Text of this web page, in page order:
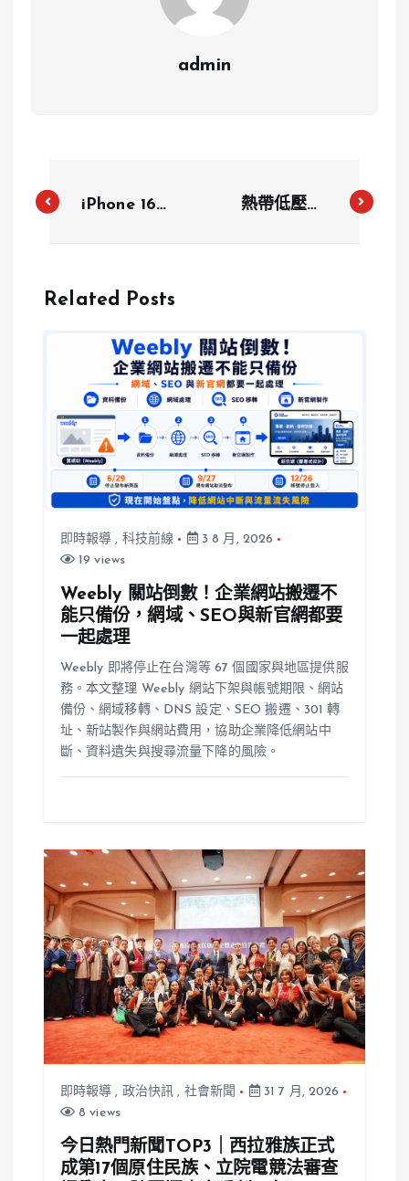
admin
iPhone 16上
量排行榜揭
新機挑戰
熱帶低壓生
Related Posts
即時報導 , 科技前線
3 8 月, 2026
19 views
Weebly 關站倒數！企業網站搬遷不
能只備份，網域、SEO與新官網都要
一起處理
Weebly 即將停止在台灣等 67 個國家與地區提供服
務。本文整理 Weebly 網站下架與帳號期限、網站
備份、網域移轉、DNS 設定、SEO 搬遷、301 轉
址、新站製作與網站費用，協助企業降低網站中
斷、資料遺失與搜尋流量下降的風險。
即時報導 , 政治快訊 , 社會新聞
31 7 月, 2026
8 views
今日熱門新聞TOP3｜西拉雅族正式
成第17個原住民族、立院電競法審查